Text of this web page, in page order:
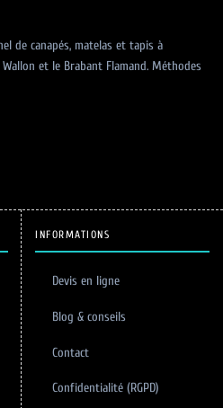
de canapés, matelas et tapis à
et le Brabant Flamand. Méthodes
INFORMATIONS
Devis en ligne
Blog & conseils
Contact
Confidentialité (RGPD)